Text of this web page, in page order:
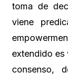
toma de
viene
extendido es
consenso,